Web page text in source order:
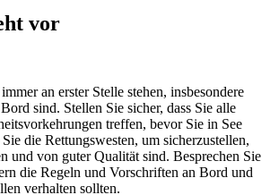
vor
an erster Stelle stehen, insbesondere
sind. Stellen Sie sicher, dass Sie alle
treffen, bevor Sie in See
die Rettungswesten, um sicherzustellen,
und von guter Qualität sind. Besprechen Sie
die Regeln und Vorschriften an Bord und
verhalten sollten.